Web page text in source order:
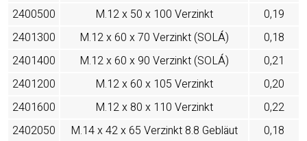
2400500
M.12 x 50 x 100 Verzinkt
0,19
2401300
M.12 x 60 x 70 Verzinkt (SOLÁ)
0,18
2401400
M.12 x 60 x 90 Verzinkt (SOLÁ)
0,21
2401200
M.12 x 60 x 105 Verzinkt
0,20
2401600
M.12 x 80 x 110 Verzinkt
0,22
2402050
M.14 x 42 x 65 Verzinkt 8.8 Gebläut
0,18